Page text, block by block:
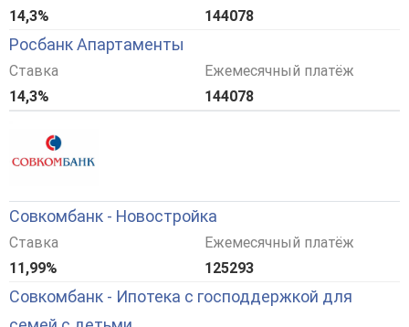
14,3% 144078
Росбанк Апартаменты
Ставка
14,3%
Ежемесячный платёж
144078
Совкомбанк - Новостройка
Ставка
11,99%
Ежемесячный платёж
125293
Совкомбанк - Ипотека с господдержкой для